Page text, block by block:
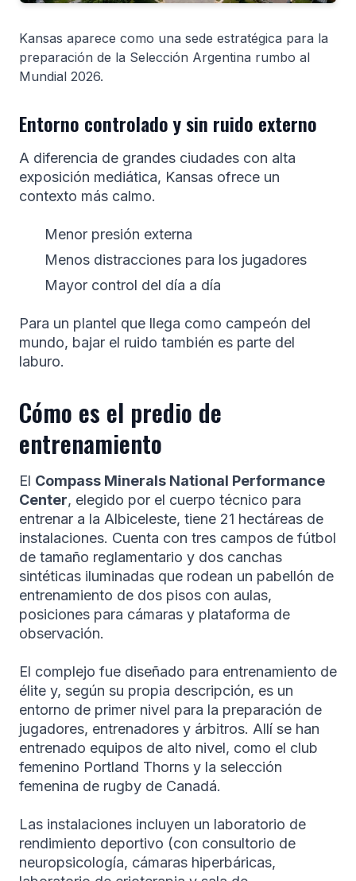
Kansas aparece como una sede estratégica para la
preparación de la Selección Argentina rumbo al
Mundial 2026.
Entorno controlado y sin ruido externo
A diferencia de grandes ciudades con alta
exposición mediática, Kansas ofrece un
contexto más calmo.
Menor presión externa
Menos distracciones para los jugadores
Mayor control del día a día
Para un plantel que llega como campeón del
mundo, bajar el ruido también es parte del
laburo.
Cómo es el predio de
entrenamiento
El Compass Minerals National Performance
Center, elegido por el cuerpo técnico para
entrenar a la Albiceleste, tiene 21 hectáreas de
instalaciones. Cuenta con tres campos de fútbol
de tamaño reglamentario y dos canchas
sintéticas iluminadas que rodean un pabellón de
entrenamiento de dos pisos con aulas,
posiciones para cámaras y plataforma de
observación.
El complejo fue diseñado para entrenamiento de
élite y, según su propia descripción, es un
entorno de primer nivel para la preparación de
jugadores, entrenadores y árbitros. Allí se han
entrenado equipos de alto nivel, como el club
femenino Portland Thorns y la selección
femenina de rugby de Canadá.
Las instalaciones incluyen un laboratorio de
rendimiento deportivo (con consultorio de
neuropsicología, cámaras hiperbáricas,